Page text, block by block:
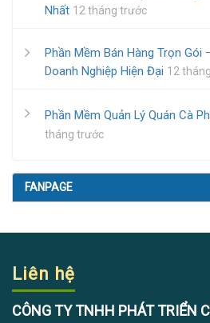
Nhất 12 tháng trước
Phần Mềm Bán Hàng Trọn Gói
Doanh Nghiệp Hiện Đại 12
Phần Mềm Quản Lý Quán Cà
tháng trước
FANPAGE
Liên hệ
CÔNG TY TNHH PHÁT TRIỂN